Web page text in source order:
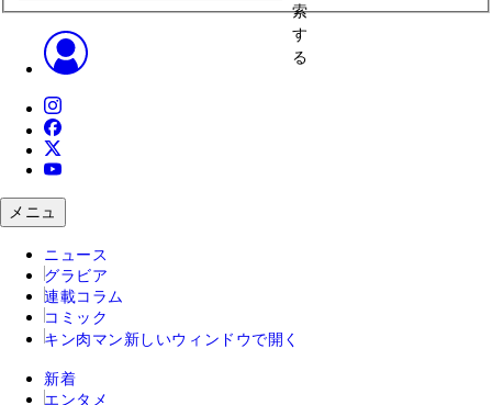
索
す
る
メニュ
ニュース
グラビア
連載コラム
コミック
キン肉マン 新しいウィンドウで開く
新着
エンタメ